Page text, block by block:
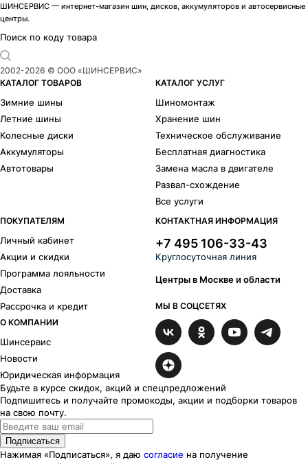
ШИНСЕРВИС — интернет-магазин шин, дисков, аккумуляторов и автосервисные
центры.
Поиск по коду товара
2002-2026 © ООО «ШИНСЕРВИС»
КАТАЛОГ ТОВАРОВ
Зимние шины
Летние шины
Колесные диски
Аккумуляторы
Автотовары
КАТАЛОГ УСЛУГ
Шиномонтаж
Хранение шин
Техническое обслуживание
Бесплатная диагностика
Замена масла в двигателе
Развал-схождение
Все услуги
ПОКУПАТЕЛЯМ
Личный кабинет
Акции и скидки
Программа лояльности
Доставка
Рассрочка и кредит
О КОМПАНИИ
Шинсервис
Новости
Юридическая информация
КОНТАКТНАЯ ИНФОРМАЦИЯ
+7 495 106-33-43
Круглосуточная линия
Центры в Москве и области
МЫ В СОЦСЕТЯХ
Будьте в курсе скидок, акций и спецпредложений
Подпишитесь и получайте промокоды, акции и подборки товаров
на свою почту.
Подписаться
Нажимая «Подписаться», я даю согласие на получение